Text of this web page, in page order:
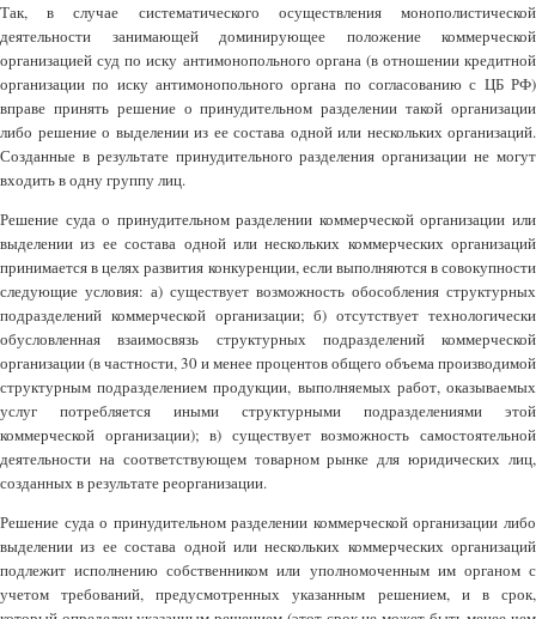
Так, в случае систематического осуществления монополистической
деятельности занимающей доминирующее положение коммерческой
организацией суд по иску антимонопольного органа (в отношении кредитной
организации по иску антимонопольного органа по согласованию с ЦБ РФ)
вправе принять решение о принудительном разделении такой организации
либо решение о выделении из ее состава одной или нескольких организаций.
Созданные в результате принудительного разделения организации не могут
входить в одну группу лиц.
Решение суда о принудительном разделении коммерческой организации или
выделении из ее состава одной или нескольких коммерческих организаций
принимается в целях развития конкуренции, если выполняются в совокупности
следующие условия: а) существует возможность обособления структурных
подразделений коммерческой организации; б) отсутствует технологически
обусловленная взаимосвязь структурных подразделений коммерческой
организации (в частности, 30 и менее процентов общего объема производимой
структурным подразделением продукции, выполняемых работ, оказываемых
услуг потребляется иными структурными подразделениями этой
коммерческой организации); в) существует возможность самостоятельной
деятельности на соответствующем товарном рынке для юридических лиц,
созданных в результате реорганизации.
Решение суда о принудительном разделении коммерческой организации либо
выделении из ее состава одной или нескольких коммерческих организаций
подлежит исполнению собственником или уполномоченным им органом с
учетом требований, предусмотренных указанным решением, и в срок,